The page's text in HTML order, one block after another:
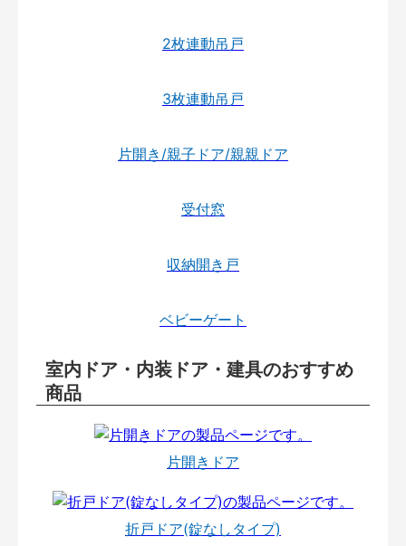
2枚連動吊戸
3枚連動吊戸
片開き/親子ドア/親親ドア
受付窓
収納開き戸
ベビーゲート
室内ドア・内装ドア・建具のおすすめ
商品
片開きドア
折戸ドア(錠なしタイプ)